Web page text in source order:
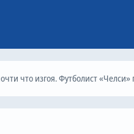
«Челси» переживает тяжелый период в